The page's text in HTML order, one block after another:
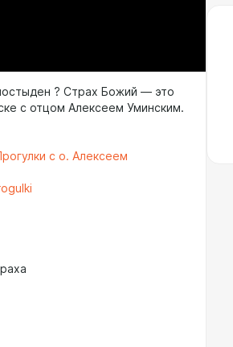
? Страх Божий — это
с отцом Алексеем Уминским.
с о. Алексеем